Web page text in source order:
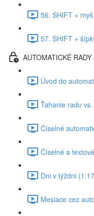
56. SHIFT +
57. SHIFT +
AUTOMATICKÉ
Úvod do
Ťahanie radu
Číselné
Číselné a
Dni v týždni
Mesiace cez